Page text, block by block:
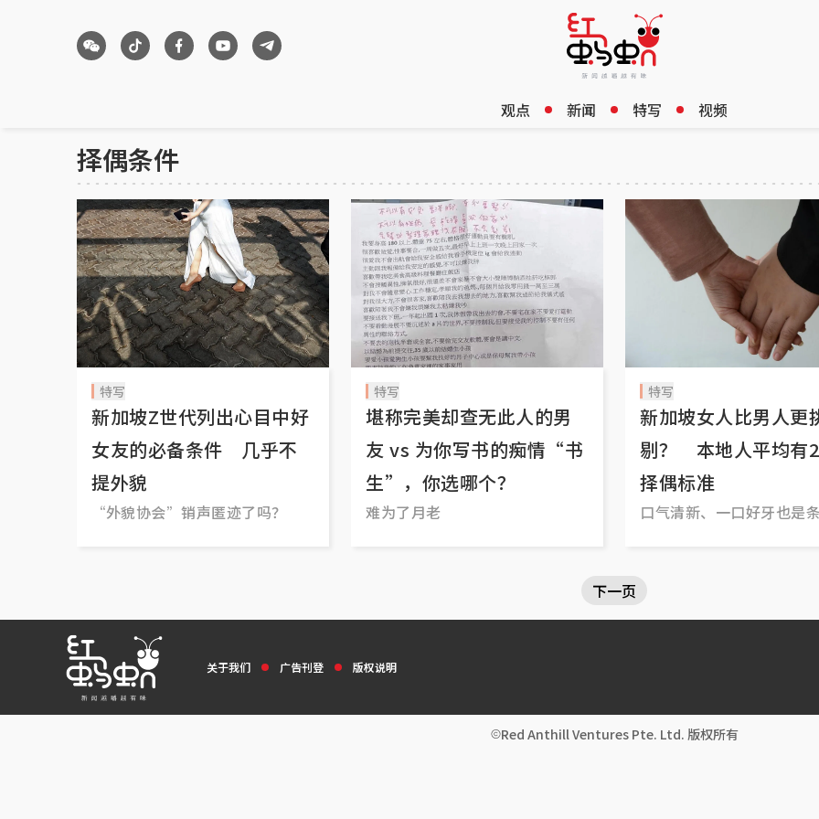
观点 新闻 特写 视频
择偶条件
特写
新加坡Z世代列出心目中好
女友的必备条件 几乎不
提外貌
“外貌协会”销声匿迹了吗？
特写
堪称完美却查无此人的男
友 vs 为你写书的痴情“书
生”，你选哪个？
难为了月老
特写
新加坡女人比男人更
剔？ 本地人平均有
择偶标准
口气清新、一口好牙也是
下一页
关于我们 广告刊登 版权说明
Red Anthill Ventures Pte. Ltd. 版权所有